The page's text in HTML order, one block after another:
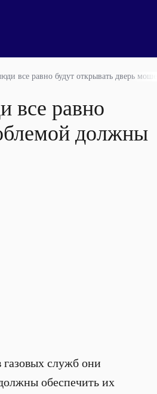
все равно будут открывать дверь
все равно
должны
газовых служб они
обеспечить их